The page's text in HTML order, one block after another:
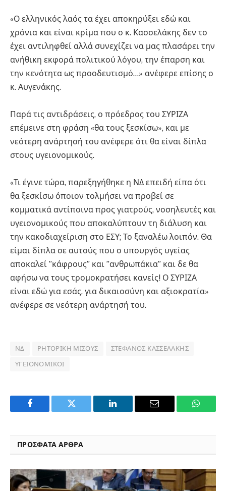
«Ο ελληνικός λαός τα έχει αποκηρύξει εδώ και
χρόνια και είναι κρίμα που ο κ. Κασσελάκης δεν το
έχει αντιληφθεί αλλά συνεχίζει να μας πλασάρει την
ανήθικη εκφορά πολιτικού λόγου, την έπαρση και
την κενότητα ως προοδευτισμό…» ανέφερε επίσης ο
κ. Αυγενάκης.
Παρά τις αντιδράσεις, ο πρόεδρος του ΣΥΡΙΖΑ
επέμεινε στη φράση «θα τους ξεσκίσω», και με
νεότερη ανάρτησή του ανέφερε ότι θα είναι δίπλα
στους υγειονομικούς.
«Τι έγινε τώρα, παρεξηγήθηκε η ΝΔ επειδή είπα ότι
θα ξεσκίσω όποιον τολμήσει να προβεί σε
κομματικά αντίποινα προς γιατρούς, νοσηλευτές και
υγειονομικούς που αποκαλύπτουν τη διάλυση και
την κακοδιαχείριση στο ΕΣΥ; Το ξαναλέω λοιπόν. Θα
είμαι δίπλα σε αυτούς που ο υπουργός υγείας
αποκαλεί ”κάφρους” και ”ανθρωπάκια” και δε θα
αφήσω να τους τρομοκρατήσει κανείς! Ο ΣΥΡΙΖΑ
είναι εδώ για εσάς, για δικαιοσύνη και αξιοκρατία»
ανέφερε σε νεότερη ανάρτησή του.
ΝΔ ΡΗΤΟΡΙΚΉ ΜΊΣΟΥΣ ΣΤΈΦΑΝΟΣ ΚΑΣΣΕΛΆΚΗΣ
ΥΓΕΙΟΝΟΜΙΚΟΊ
Facebook Twitter LinkedIn Email
ΠΡΟΣΦΑΤΑ ΑΡΘΡΑ